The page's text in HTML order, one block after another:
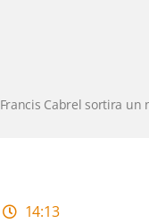
Francis Cabrel sortira un
14:13